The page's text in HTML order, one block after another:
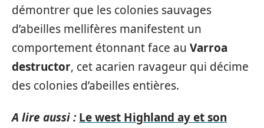
démontrer que les colonies sauvages
d’abeilles mellifères manifestent un
comportement étonnant face au Varroa
destructor, cet acarien ravageur qui décime
des colonies d’abeilles entières.
A lire aussi : Le west Highland ay et son